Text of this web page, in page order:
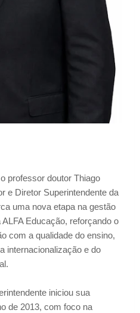
professor doutor Thiago
e Diretor Superintendente da
uma nova etapa na gestão
Educação, reforçando o
com a qualidade do ensino,
internacionalização e do
iniciou sua
de 2013, com foco na